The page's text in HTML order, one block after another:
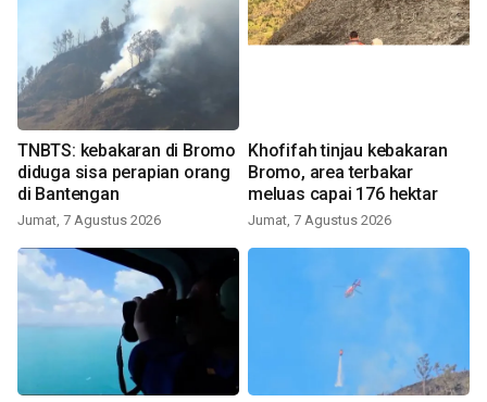
TNBTS: kebakaran di Bromo
diduga sisa perapian orang
di Bantengan
Jumat, 7 Agustus 2026
Khofifah tinjau kebakaran
Bromo, area terbakar
meluas capai 176 hektar
Jumat, 7 Agustus 2026